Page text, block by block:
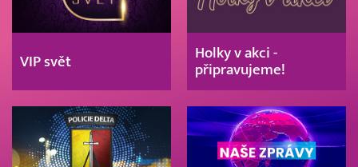
VIP svět
Holky v akci -
připravujeme!